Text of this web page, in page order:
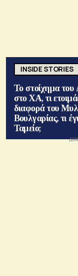
INSIDE STORIES
Το στοίχημα του
στο ΧΑ, τι
διαφορά του
Βουλγαρίας, τι
Ταμείο;